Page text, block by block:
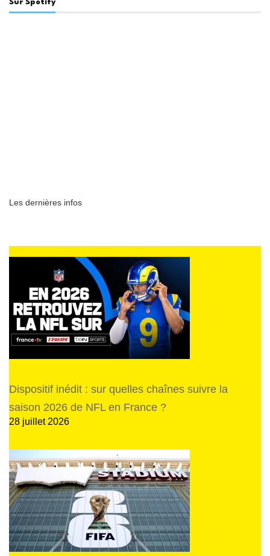
Sur Spotify
Les dernières infos
Dispositif inédit : sur quelles chaînes suivre la
saison 2026 de NFL en France ?
28 juillet 2026